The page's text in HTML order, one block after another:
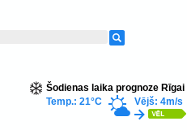
Šodienas laika prognoze Rīgai
Temp.: 21°C
Vējš: 4m/s